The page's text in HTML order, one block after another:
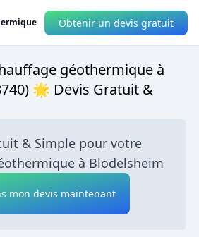
Obtenir un devis gratuit
géothermique à
🌟 Devis Gratuit &
& Simple pour votre
à Blodelsheim
mon devis maintenant